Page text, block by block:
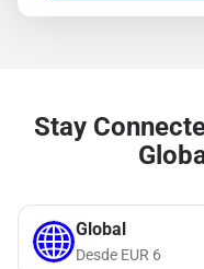
Stay
Global
Desde EUR 6